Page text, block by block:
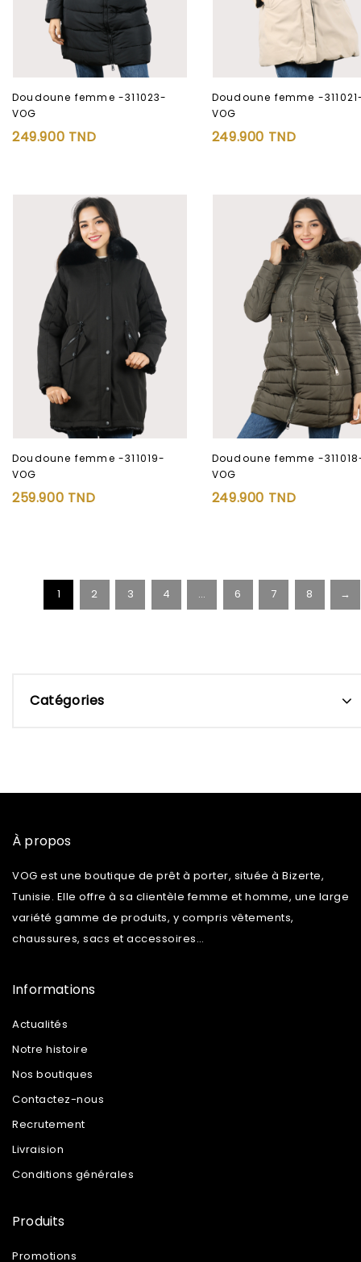
Doudoune femme -311023-
VOG
249.900 TND
Doudoune femme -
VOG
249.900 TND
Doudoune femme -311019-
VOG
259.900 TND
Doudoune femme -
VOG
249.900 TND
1 2 3 4 … 6 7 8 →
Catégories
À propos
VOG est une boutique de prêt à porter, située à Bizerte,
Tunisie. Elle offre à sa clientèle femme et homme, une large
variété gamme de produits, y compris vêtements,
chaussures, sacs et accessoires…
Informations
Actualités
Notre histoire
Nos boutiques
Contactez-nous
Recrutement
Livraision
Conditions générales
Produits
Promotions